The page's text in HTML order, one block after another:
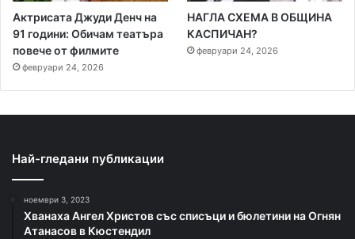
Актрисата Джуди Денч на
91 години: Обичам театъра
повече от филмите
февруари 24, 2026
НАГЛА СХЕМА В ОБЩИНА
КАСПИЧАН?
февруари 24, 2026
Най-гледани публикации
ноември 3, 2023
Хванаха Ангел Христов със списъци и бюлетини на Огнян
Атанасов в Кюстендил